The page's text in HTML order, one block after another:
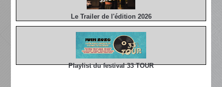
Le Trailer de l'édition 2026
Playlist du festival 33 TOUR